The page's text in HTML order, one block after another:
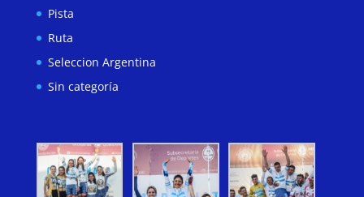
Pista
Ruta
Seleccion Argentina
Sin categoría